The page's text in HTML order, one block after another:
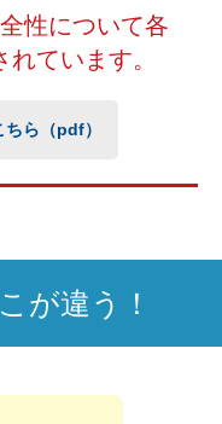
性について各
ています。
ら（pdf）
が違う！